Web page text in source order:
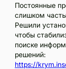
Постоянные
слишком
Решили
чтобы
поиске
https://